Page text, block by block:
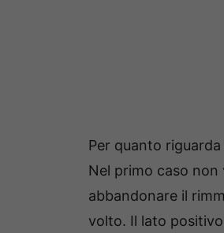
Per quanto
Nel primo caso
abbandonare il
volto. Il lato